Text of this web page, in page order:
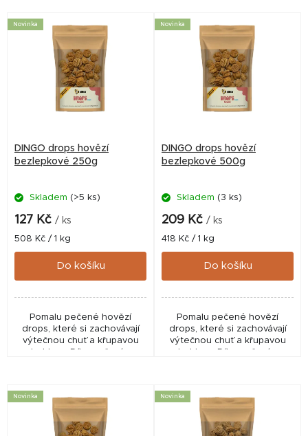
V
o
Novinka
DINGO drops hovězí
bezlepkové 250g
Skladem (>5 ks)
127 Kč / ks
Měrná
cena:
508 Kč / 1 kg
Do košíku
Pomalu pečené hovězí
drops, které si zachovávají
výtečnou chuť a křupavou
Novinka
DINGO drops hovězí
bezlepkové 500g
Skladem (3 ks)
209 Kč / ks
Měrná
cena:
418 Kč / 1 kg
Do košíku
Pomalu pečené hovězí
drops, které si zachovávají
výtečnou chuť a křupavou
Novinka Novinka